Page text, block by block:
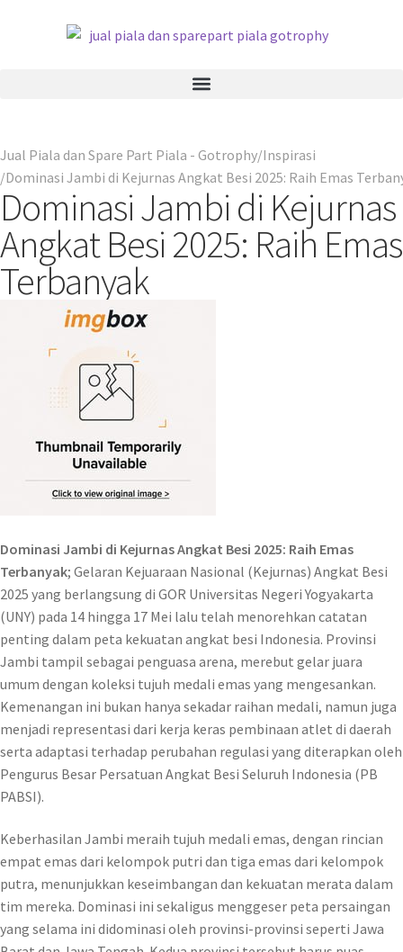
Jual Piala dan Spare Part Piala - Gotrophy Inspirasi
Dominasi Jambi di Kejurnas Angkat Besi 2025: Raih Emas
Dominasi Jambi di Kejurnas
Angkat Besi 2025: Raih Emas
Terbanyak
Dominasi Jambi di Kejurnas Angkat Besi 2025: Raih Emas
Terbanyak; Gelaran Kejuaraan Nasional (Kejurnas) Angkat Besi
2025 yang berlangsung di GOR Universitas Negeri Yogyakarta
(UNY) pada 14 hingga 17 Mei lalu telah menorehkan catatan
penting dalam peta kekuatan angkat besi Indonesia. Provinsi
Jambi tampil sebagai penguasa arena, merebut gelar juara
umum dengan koleksi tujuh medali emas yang mengesankan.
Kemenangan ini bukan hanya sekadar raihan medali, namun juga
menjadi representasi dari kerja keras pembinaan atlet di daerah
serta adaptasi terhadap perubahan regulasi yang diterapkan oleh
Pengurus Besar Persatuan Angkat Besi Seluruh Indonesia (PB
PABSI).
Keberhasilan Jambi meraih tujuh medali emas, dengan rincian
empat emas dari kelompok putri dan tiga emas dari kelompok
putra, menunjukkan keseimbangan dan kekuatan merata dalam
tim mereka. Dominasi ini sekaligus menggeser peta persaingan
yang selama ini didominasi oleh provinsi-provinsi seperti Jawa